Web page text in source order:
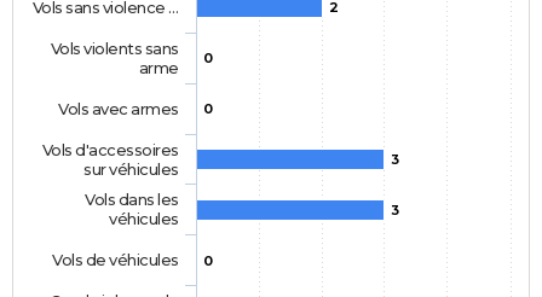
2
0
0
3
3
0
Vols sans violence …
Vols violents sans
arme
Vols avec armes
Vols d'accessoires
sur véhicules
Vols dans les
véhicules
Vols de véhicules